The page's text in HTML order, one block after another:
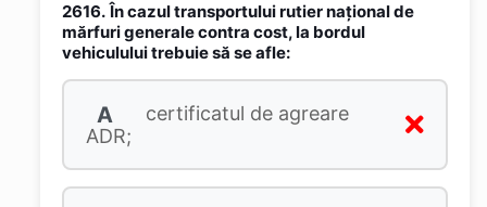
2616. În cazul transportului rutier naţional de
mărfuri generale contra cost, la bordul
vehiculului trebuie să se afle:
A
certificatul de agreare
ADR;